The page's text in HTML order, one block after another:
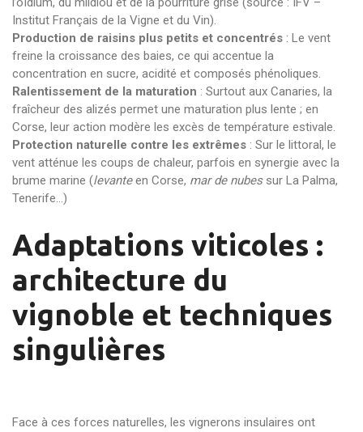
Institut Français de la Vigne et du Vin).
Production de raisins plus petits et concentrés : Le vent
freine la croissance des baies, ce qui accentue la
concentration en sucre, acidité et composés phénoliques.
Ralentissement de la maturation : Surtout aux Canaries, la
fraîcheur des alizés permet une maturation plus lente ; en
Corse, leur action modère les excès de température estivale.
Protection naturelle contre les extrêmes : Sur le littoral, le
vent atténue les coups de chaleur, parfois en synergie avec la
brume marine (levanteen Corse, mar de nubessur La Palma,
Tenerife...)
Adaptations viticoles :
architecture du
vignoble et techniques
singulières
Face à ces forces naturelles, les vignerons insulaires ont